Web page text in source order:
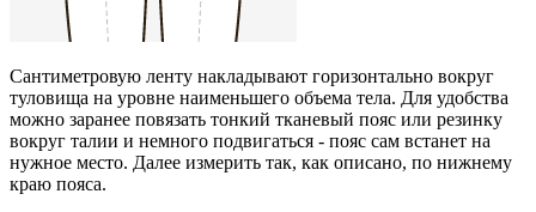
Сантиметровую ленту накладывают горизонтально вокруг
туловища на уровне наименьшего объема тела. Для удобства
можно заранее повязать тонкий тканевый пояс или резинку
вокруг талии и немного подвигаться - пояс сам встанет на
нужное место. Далее измерить так, как описано, по нижнему
краю пояса.